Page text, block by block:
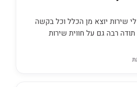
שירות יוצא מן הכלל וכל בקשה
רבה גם על חווית שירות